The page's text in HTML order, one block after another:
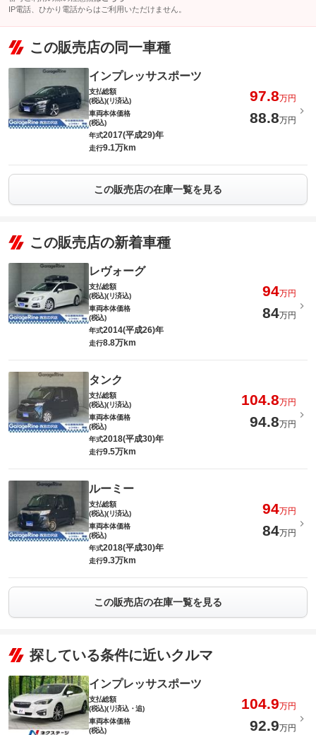
IP電話、ひかり電話からはご利用いただけません。
この販売店の同一車種
インプレッサスポーツ
支払総額
(税込)(リ済込)
97.8万円
車両本体価格
(税込)
88.8万円
年式2017(平成29)年
走行9.1万km
この販売店の在庫一覧を見る
この販売店の新着車種
レヴォーグ
支払総額
(税込)(リ済込)
94万円
車両本体価格
(税込)
84万円
年式2014(平成26)年
走行8.8万km
タンク
支払総額
(税込)(リ済込)
104.8万円
車両本体価格
(税込)
94.8万円
年式2018(平成30)年
走行9.5万km
ルーミー
支払総額
(税込)(リ済込)
94万円
車両本体価格
(税込)
84万円
年式2018(平成30)年
走行9.3万km
この販売店の在庫一覧を見る
探している条件に近いクルマ
インプレッサスポーツ
支払総額
(税込)(リ済込・追)
104.9万円
車両本体価格
(税込)
92.9万円